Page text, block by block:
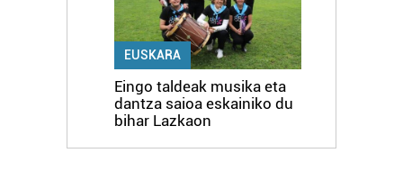
EUSKARA
Eingo taldeak musika eta
dantza saioa eskainiko du
bihar Lazkaon